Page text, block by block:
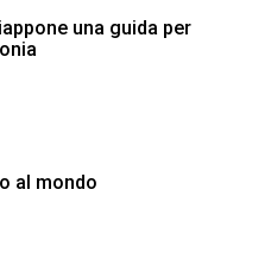
una guida per
al mondo